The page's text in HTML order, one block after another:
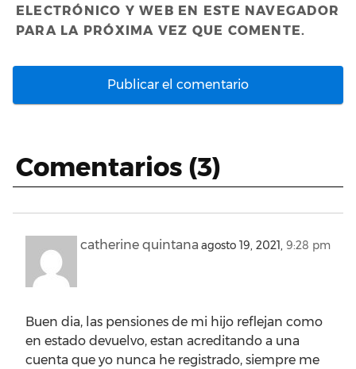
ELECTRÓNICO Y WEB EN ESTE NAVEGADOR
PARA LA PRÓXIMA VEZ QUE COMENTE.
Comentarios (3)
catherine quintana agosto 19, 2021, 9:28 pm
Buen dia, las pensiones de mi hijo reflejan como
en estado devuelvo, estan acreditando a una
cuenta que yo nunca he registrado, siempre me